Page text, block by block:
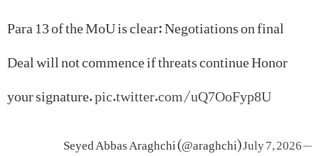
Para 13 of the MoU is clear: Negotiations on final
Deal will not commence if threats continue Honor
your signature.pic.twitter.com/uQ7OoFyp8U
— Seyed Abbas Araghchi (@araghchi)
July 7, 2026